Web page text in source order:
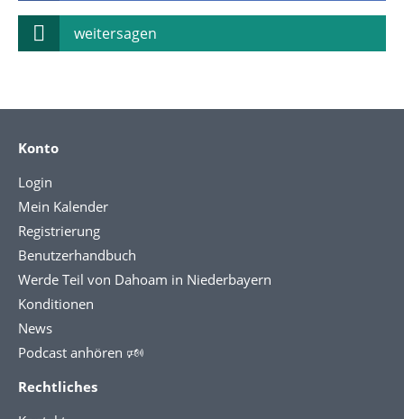
weitersagen
Konto
Login
Mein Kalender
Registrierung
Benutzerhandbuch
Werde Teil von Dahoam in Niederbayern
Konditionen
News
Podcast anhören 🕬
Rechtliches